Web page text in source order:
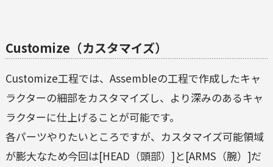
Customize（カスタマイズ）
Customize工程では、Assembleの工程で作成したキャ
ラクターの細部をカスタマイズし、より深みのあるキャ
ラクターに仕上げることが可能です。
各パーツやりたいところですが、カスタマイズ可能領域
が膨大なため今回は[HEAD（頭部）]と[ARMS（腕）]だ